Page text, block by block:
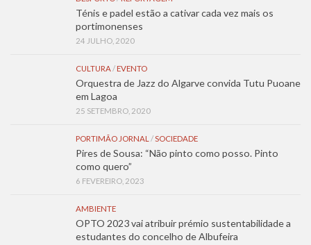
Ténis e padel estão a cativar cada vez mais os
portimonenses
24 JULHO, 2020
CULTURA / EVENTO
Orquestra de Jazz do Algarve convida Tutu Puoane
em Lagoa
25 SETEMBRO, 2020
PORTIMÃO JORNAL / SOCIEDADE
Pires de Sousa: “Não pinto como posso. Pinto
como quero”
6 FEVEREIRO, 2023
AMBIENTE
OPTO 2023 vai atribuir prémio sustentabilidade a
estudantes do concelho de Albufeira